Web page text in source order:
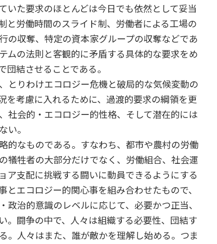
た要求のほとんどは今日でも依然として妥当
と労働時間のスライド制、労働者による工場の
の収奪、特定の資本家グループの収奪などであ
ムの法則と客観的に矛盾する具体的な要求をめ
結させることである。
とりわけエコロジー危機と破局的な気候変動の
を考慮に入れるために、過渡的要求の綱領を更
社会的・エコロジー的性格、そして潜在的には
い。
的なものである。すなわち、都市や農村の労働
犠牲者の大部分だけでなく、労働組合、社会運
ア支配に挑戦する闘いに動員できるようにする
エコロジー的関心事を組み合わせたもので、
治的意識のレベルに応じて、必要かつ正当、
。闘争の中で、人々は組織する必要性、団結す
。人々はまた、誰が敵かを理解し始める。つま